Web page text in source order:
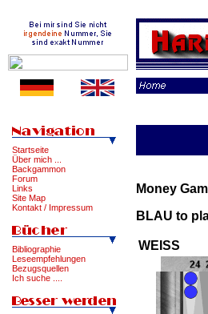
Startseite
Über mich ...
Backgammon
Forum
Links
Site Map
Kontakt / Impressum
Bibliographie
Leseempfehlungen
Bezugsquellen
Ich suche ....
Money
BLAU to
WEISS